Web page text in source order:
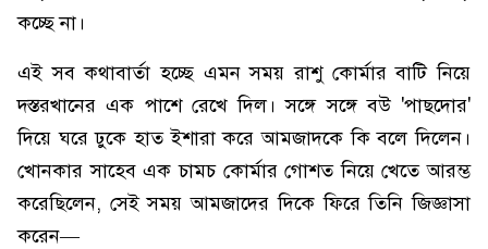
কচ্ছে না।
এই সব কথাবার্তা হচ্ছে এমন সময় রাশু কোর্মার বাটি নিয়ে
দস্তরখানের এক পাশে রেখে দিল। সঙ্গে সঙ্গে বউ 'পাছদোর'
দিয়ে ঘরে ঢুকে হাত ইশারা করে আমজাদকে কি বলে দিলেন।
খোনকার সাহেব এক চামচ কোর্মার গোশত নিয়ে খেতে আরম্ভ
করেছিলেন, সেই সময় আমজাদের দিকে ফিরে তিনি জিজ্ঞাসা
করেন—